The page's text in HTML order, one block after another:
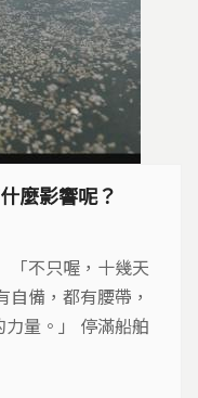
麼影響呢？
「不只喔，十幾天
備，都有腰帶，
量。」 停滿船舶
是火山浮石。數名
在岸邊打撈。只是